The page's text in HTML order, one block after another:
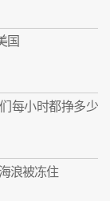
国
每小时都挣多少
浪被冻住